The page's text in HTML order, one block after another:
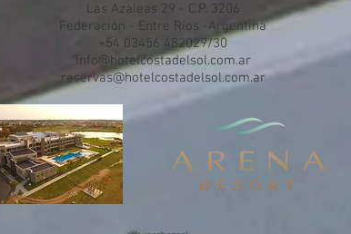
Las Azaleas 29 - C.P. 3206
Federación - Entre Ríos -Argentina
+54 03456 482029/30
info@hotelcostadelsol.com.ar
reservas@hotelcostadelsol.com.ar